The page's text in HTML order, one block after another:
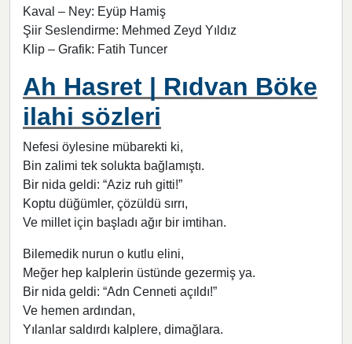
Kaval – Ney: Eyüp Hamiş
Şiir Seslendirme: Mehmed Zeyd Yıldız
Klip – Grafik: Fatih Tuncer
Ah Hasret | Rıdvan Böke
ilahi sözleri
Nefesi öylesine mübarekti ki,
Bin zalimi tek solukta bağlamıştı.
Bir nida geldi: “Aziz ruh gitti!”
Koptu düğümler, çözüldü sırrı,
Ve millet için başladı ağır bir imtihan.
Bilemedik nurun o kutlu elini,
Meğer hep kalplerin üstünde gezermiş ya.
Bir nida geldi: “Adn Cenneti açıldı!”
Ve hemen ardından,
Yılanlar saldırdı kalplere, dimağlara.